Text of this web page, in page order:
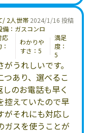
2024/1/16 投稿
/ 2人世帯
備：ガスコンロ
応
わかりや
すさ：5
満足
度：
5
うれしいです。
あり、選べるこ
のお電話も早く
控えていたので早
がそれにも対応し
ガスを使うことが